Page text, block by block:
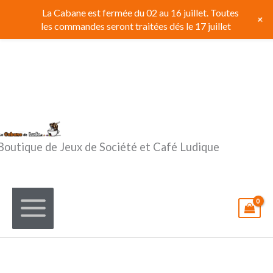
contenu
de Jeux de Société et Café Ludique
La Cabane est fermée du 02 au 16 juillet. Toutes
les commandes seront traitées dés le 17 juillet
+